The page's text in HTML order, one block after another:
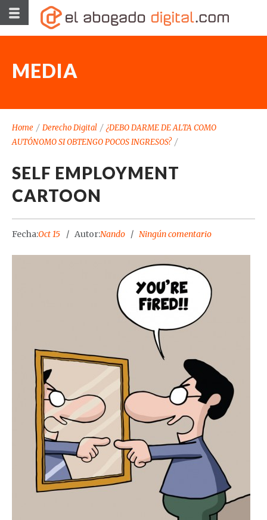
MEDIA
Home / Derecho Digital / ¿DEBO DARME DE ALTA COMO
AUTÓNOMO SI OBTENGO POCOS INGRESOS? /
SELF EMPLOYMENT
CARTOON
Fecha:Oct 15 Autor:Nando Ningún comentario